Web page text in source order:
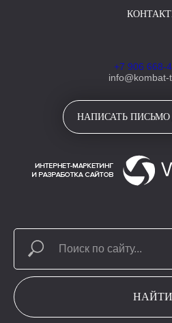
+7 906 668-
info@kombat-
НАПИСАТЬ ПИСЬМО
НАЙТИ